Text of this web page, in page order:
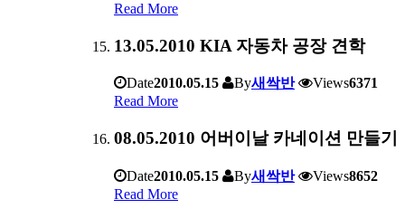
Read More
13.05.2010 KIA 자동차 공장 견학
Date2010.05.15 By새싹반 Views6371
Read More
08.05.2010 어버이날 카네이션 만들기
Date2010.05.15 By새싹반 Views8652
Read More